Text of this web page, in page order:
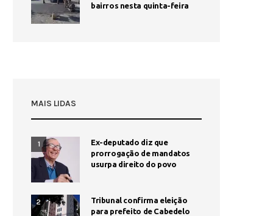
bairros nesta quinta-feira
MAIS LIDAS
1
Ex-deputado diz que
prorrogação de mandatos
usurpa direito do povo
2
Tribunal confirma eleição
para prefeito de Cabedelo